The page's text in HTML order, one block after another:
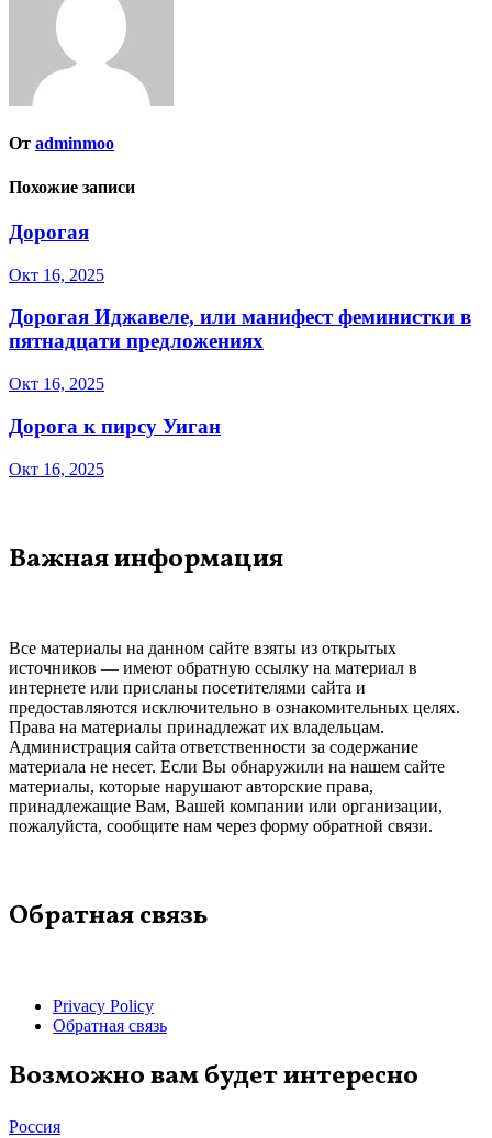
От adminmoo
Похожие записи
Дорогая
Окт 16, 2025
Дорогая Иджавеле, или манифест феминистки в
пятнадцати предложениях
Окт 16, 2025
Дорога к пирсу Уиган
Окт 16, 2025
Важная информация
Все материалы на данном сайте взяты из открытых
источников — имеют обратную ссылку на материал в
интернете или присланы посетителями сайта и
предоставляются исключительно в ознакомительных целях.
Права на материалы принадлежат их владельцам.
Администрация сайта ответственности за содержание
материала не несет. Если Вы обнаружили на нашем сайте
материалы, которые нарушают авторские права,
принадлежащие Вам, Вашей компании или организации,
пожалуйста, сообщите нам через форму обратной связи.
Обратная связь
Privacy Policy
Обратная связь
Возможно вам будет интересно
Россия